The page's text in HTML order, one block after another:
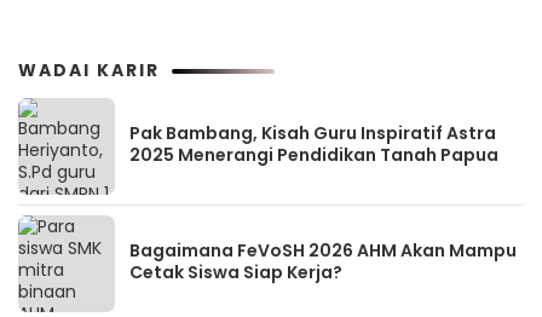
WADAI KARIR
Pak Bambang, Kisah Guru Inspiratif Astra
2025 Menerangi Pendidikan Tanah Papua
Bagaimana FeVoSH 2026 AHM Akan Mampu
Cetak Siswa Siap Kerja?